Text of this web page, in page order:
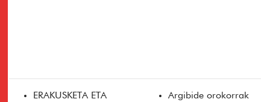
ERAKUSKETA ETA
Argibide orokorrak